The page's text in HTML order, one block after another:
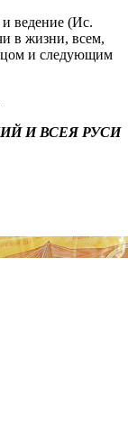
ведение (Ис.
в жизни, всем,
и следующим
И ВСЕЯ РУСИ